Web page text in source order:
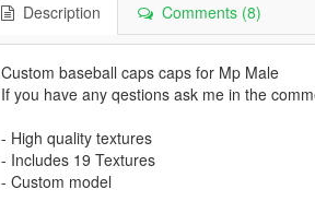
Description Comments (8)
Custom baseball caps caps for Mp Male
If you have any qestions ask me in the
- High quality textures
- Includes 19 Textures
- Custom model